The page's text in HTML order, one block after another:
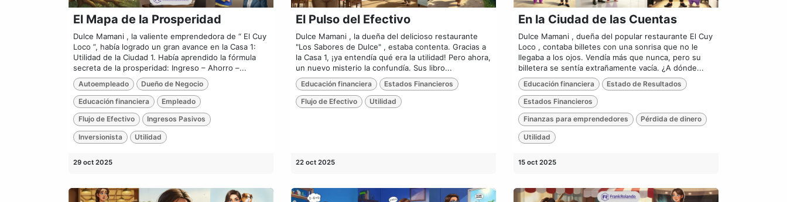
El Mapa de la Prosperidad
Dulce Mamani , la valiente emprendedora de “ El Cuy
Loco ”, había logrado un gran avance en la Casa 1:
Utilidad de la Ciudad 1. Había aprendido la fórmula
secreta de la prosperidad: Ingreso – Ahorro –...
Autoempleado Dueño de Negocio
Educación financiera Empleado
Flujo de Efectivo Ingresos Pasivos
Inversionista Utilidad
29 oct 2025
El Pulso del Efectivo
Dulce Mamani , la dueña del delicioso restaurante
"Los Sabores de Dulce" , estaba contenta. Gracias a
la Casa 1, ¡ya entendía qué era la utilidad! Pero ahora,
un nuevo misterio la confundía. Sus libro...
Educación financiera Estados Financieros
Flujo de Efectivo Utilidad
22 oct 2025
En la Ciudad de las Cuentas
Dulce Mamani , dueña del popular restaurante El Cuy
Loco , contaba billetes con una sonrisa que no le
llegaba a los ojos. Vendía más que nunca, pero su
billetera se sentía extrañamente vacía. ¿A dónde...
Educación financiera Estado de Resultados
Estados Financieros
Finanzas para emprendedores Pérdida de dinero
Utilidad
15 oct 2025